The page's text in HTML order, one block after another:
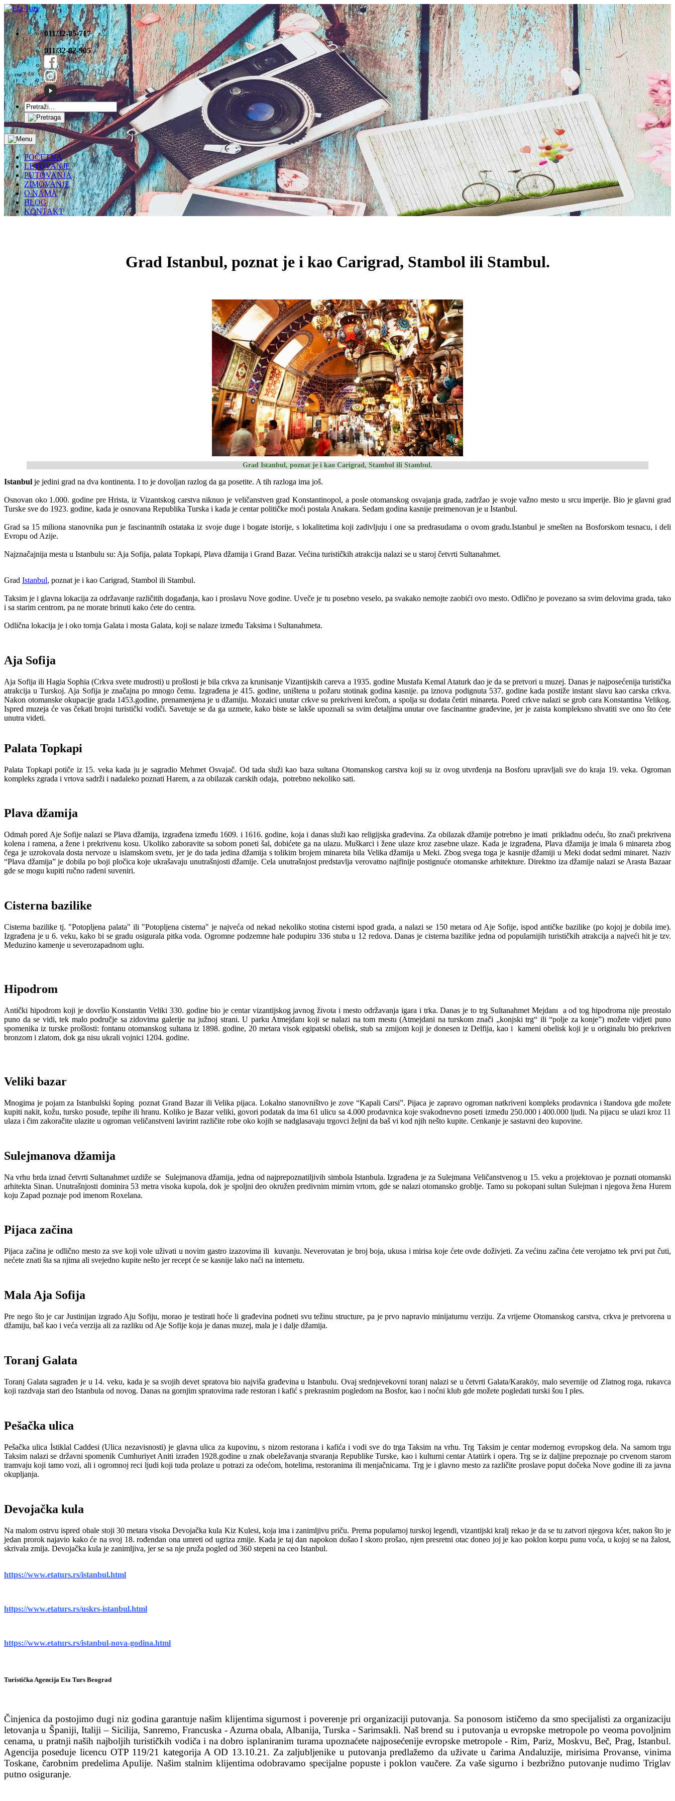
011/32-85-717
011/32-82-905
POČETNA
LETOVANJE
PUTOVANJA
ZIMOVANJE
O NAMA
BLOG
KONTAKT
Grad Istanbul, poznat je i kao Carigrad, Stambol ili Stambul.
Grad Istanbul, poznat je i kao Carigrad, Stambol ili Stambul.
Istanbul je jedini grad na dva kontinenta. I to je dovoljan razlog da ga posetite. A tih razloga ima još.
Osnovan oko 1.000. godine pre Hrista, iz Vizantskog carstva niknuo je veličanstven grad Konstantinopol, a posle otomanskog osvajanja grada, zadržao je svoje važno mesto u srcu imperije. Bio je glavni grad
Turske sve do 1923. godine, kada je osnovana Republika Turska i kada je centar političke moći postala Anakara. Sedam godina kasnije preimenovan je u Istanbul.
Grad sa 15 miliona stanovnika pun je fascinantnih ostataka iz svoje duge i bogate istorije, s lokalitetima koji zadivljuju i one sa predrasudama o ovom gradu.Istanbul je smešten na Bosforskom tesnacu, i deli
Evropu od Azije.
Najznačajnija mesta u Istanbulu su: Aja Sofija, palata Topkapi, Plava džamija i Grand Bazar. Većina turističkih atrakcija nalazi se u staroj četvrti Sultanahmet.
Grad Istanbul, poznat je i kao Carigrad, Stambol ili Stambul.
Taksim je i glavna lokacija za održavanje različitih događanja, kao i proslavu Nove godine. Uveče je tu posebno veselo, pa svakako nemojte zaobići ovo mesto. Odlično je povezano sa svim delovima grada, tako
i sa starim centrom, pa ne morate brinuti kako ćete do centra.
Odlična lokacija je i oko tornja Galata i mosta Galata, koji se nalaze između Taksima i Sultanahmeta.
Aja Sofija
Aja Sofija ili Hagia Sophia (Crkva svete mudrosti) u prošlosti je bila crkva za krunisanje Vizantijskih careva a 1935. godine Mustafa Kemal Ataturk dao je da se pretvori u muzej. Danas je najposećenija turistička
atrakcija u Turskoj. Aja Sofija je značajna po mnogo čemu. Izgrađena je 415. godine, uništena u požaru stotinak godina kasnije. pa iznova podignuta 537. godine kada postiže instant slavu kao carska crkva.
Nakon otomanske okupacije grada 1453.godine, prenamenjena je u džamiju. Mozaici unutar crkve su prekriveni krečom, a spolja su dodata četiri minareta. Pored crkve nalazi se grob cara Konstantina Velikog.
Ispred muzeja će vas čekati brojni turistički vodiči. Savetuje se da ga uzmete, kako biste se lakše upoznali sa svim detaljima unutar ove fascinantne građevine, jer je zaista kompleksno shvatiti sve ono što ćete
unutra videti.
Palata Topkapi
Palata Topkapi potiče iz 15. veka kada ju je sagradio Mehmet Osvajač. Od tada služi kao baza sultana Otomanskog carstva koji su iz ovog utvrđenja na Bosforu upravljali sve do kraja 19. veka. Ogroman
kompleks zgrada i vrtova sadrži i nadaleko poznati Harem, a za obilazak carskih odaja, potrebno nekoliko sati.
Plava džamija
Odmah pored Aje Sofije nalazi se Plava džamija, izgrađena između 1609. i 1616. godine, koja i danas služi kao religijska građevina. Za obilazak džamije potrebno je imati prikladnu odeću, što znači prekrivena
kolena i ramena, a žene i prekrivenu kosu. Ukoliko zaboravite sa sobom poneti šal, dobićete ga na ulazu. Muškarci i žene ulaze kroz zasebne ulaze. Kada je izgrađena, Plava džamija je imala 6 minareta zbog
čega je uzrokovala dosta nervoze u islamskom svetu, jer je do tada jedina džamija s tolikim brojem minareta bila Velika džamija u Meki. Zbog svega toga je kasnije džamiji u Meki dodat sedmi minaret. Naziv
“Plava džamija” je dobila po boji pločica koje ukrašavaju unutrašnjosti džamije. Cela unutrašnjost predstavlja verovatno najfinije postignuće otomanske arhitekture. Direktno iza džamije nalazi se Arasta Bazaar
gde se mogu kupiti ručno rađeni suveniri.
Cisterna bazilike
Cisterna bazilike tj. "Potopljena palata" ili "Potopljena cisterna" je najveća od nekad nekoliko stotina cisterni ispod grada, a nalazi se 150 metara od Aje Sofije, ispod antičke bazilike (po kojoj je dobila ime).
Izgrađena je u 6. veku, kako bi se gradu osigurala pitka voda. Ogromne podzemne hale podupiru 336 stuba u 12 redova. Danas je cisterna bazilike jedna od popularnijih turističkih atrakcija a najveći hit je tzv.
Meduzino kamenje u severozapadnom uglu.
Hipodrom
Antički hipodrom koji je dovršio Konstantin Veliki 330. godine bio je centar vizantijskog javnog života i mesto održavanja igara i trka. Danas je to trg Sultanahmet Mejdanı a od tog hipodroma nije preostalo
puno da se vidi, tek malo područje sa zidovima galerije na južnoj strani. U parku Atmejdanı koji se nalazi na tom mestu (Atmejdani na turskom znači „konjski trg“ ili “polje za konje”) možete vidjeti puno
spomenika iz turske prošlosti: fontanu otomanskog sultana iz 1898. godine, 20 metara visok egipatski obelisk, stub sa zmijom koji je donesen iz Delfija, kao i kameni obelisk koji je u originalu bio prekriven
bronzom i zlatom, dok ga nisu ukrali vojnici 1204. godine.
Veliki bazar
Mnogima je pojam za Istanbulski šoping poznat Grand Bazar ili Velika pijaca. Lokalno stanovništvo je zove “Kapali Carsi”. Pijaca je zapravo ogroman natkriveni kompleks prodavnica i štandova gde možete
kupiti nakit, kožu, tursko posuđe, tepihe ili hranu. Koliko je Bazar veliki, govori podatak da ima 61 ulicu sa 4.000 prodavnica koje svakodnevno poseti između 250.000 i 400.000 ljudi. Na pijacu se ulazi kroz 11
ulaza i čim zakoračite ulazite u ogroman veličanstveni lavirint različite robe oko kojih se nadglasavaju trgovci željni da baš vi kod njih nešto kupite. Cenkanje je sastavni deo kupovine.
Sulejmanova džamija
Na vrhu brda iznad četvrti Sultanahmet uzdiže se Sulejmanova džamija, jedna od najprepoznatiljivih simbola Istanbula. Izgrađena je za Sulejmana Veličanstvenog u 15. veku a projektovao je poznati otomanski
arhitekta Sinan. Unutrašnjosti dominira 53 metra visoka kupola, dok je spoljni deo okružen predivnim mirnim vrtom, gde se nalazi otomansko groblje. Tamo su pokopani sultan Sulejman i njegova žena Hurem
koju Zapad poznaje pod imenom Roxelana.
Pijaca začina
Pijaca začina je odlično mesto za sve koji vole uživati u novim gastro izazovima ili kuvanju. Neverovatan je broj boja, ukusa i mirisa koje ćete ovde doživjeti. Za većinu začina ćete verojatno tek prvi put čuti,
nećete znati šta sa njima ali svejedno kupite nešto jer recept će se kasnije lako naći na internetu.
Mala Aja Sofija
Pre nego što je car Justinijan izgrado Aju Sofiju, morao je testirati hoće li građevina podneti svu težinu structure, pa je prvo napravio minijaturnu verziju. Za vrijeme Otomanskog carstva, crkva je pretvorena u
džamiju, baš kao i veća verzija ali za razliku od Aje Sofije koja je danas muzej, mala je i dalje džamija.
Toranj Galata
Toranj Galata sagrađen je u 14. veku, kada je sa svojih devet spratova bio najviša građevina u Istanbulu. Ovaj srednjevekovni toranj nalazi se u četvrti Galata/Karaköy, malo severnije od Zlatnog roga, rukavca
koji razdvaja stari deo Istanbula od novog. Danas na gornjim spratovima rade restoran i kafić s prekrasnim pogledom na Bosfor, kao i noćni klub gde možete pogledati turski šou I ples.
Pešačka ulica
Pešačka ulica İstiklal Caddesi (Ulica nezavisnosti) je glavna ulica za kupovinu, s nizom restorana i kafića i vodi sve do trga Taksim na vrhu. Trg Taksim je centar modernog evropskog dela. Na samom trgu
Taksim nalazi se državni spomenik Cumhuriyet Aniti izrađen 1928.godine u znak obeležavanja stvaranja Republike Turske, kao i kulturni centar Atatürk i opera. Trg se iz daljine prepoznaje po crvenom starom
tramvaju koji tamo vozi, ali i ogromnoj reci ljudi koji tuda prolaze u potrazi za odećom, hotelima, restoranima ili menjačnicama. Trg je i glavno mesto za različite proslave poput dočeka Nove godine ili za javna
okupljanja.
Devojačka kula
Na malom ostrvu ispred obale stoji 30 metara visoka Devojačka kula Kiz Kulesi, koja ima i zanimljivu priču. Prema popularnoj turskoj legendi, vizantijski kralj rekao je da se tu zatvori njegova kćer, nakon što je
jedan prorok najavio kako će na svoj 18. rođendan ona umreti od ugriza zmije. Kada je taj dan napokon došao I skoro prošao, njen presretni otac doneo joj je kao poklon korpu punu voća, u kojoj se na žalost,
skrivala zmija. Devojačka kula je zanimljiva, jer se sa nje pruža pogled od 360 stepeni na ceo Istanbul.
https://www.etaturs.rs/istanbul.html
https://www.etaturs.rs/uskrs-istanbul.html
https://www.etaturs.rs/istanbul-nova-godina.html
Turistička Agencija Eta Turs Beograd
Činjenica da postojimo dugi niz godina garantuje našim klijentima sigurnost i poverenje pri organizaciji putovanja. Sa ponosom ističemo da smo specijalisti za organizaciju
letovanja u Španiji, Italiji – Sicilija, Sanremo, Francuska - Azurna obala, Albanija, Turska - Sarimsakli. Naš brend su i putovanja u evropske metropole po veoma povoljnim
cenama, u pratnji naših najboljih turističkih vodiča i na dobro isplaniranim turama upoznaćete najposećenije evropske metropole - Rim, Pariz, Moskvu, Beč, Prag, Istanbul.
Agencija poseduje licencu OTP 119/21 kategorija A OD 13.10.21. Za zaljubljenike u putovanja predlažemo da uživate u čarima Andaluzije, mirisima Provanse, vinima
Toskane, čarobnim predelima Apulije. Našim stalnim klijentima odobravamo specijalne popuste i poklon vaučere. Za vaše sigurno i bezbrižno putovanje nudimo Triglav
putno osiguranje.